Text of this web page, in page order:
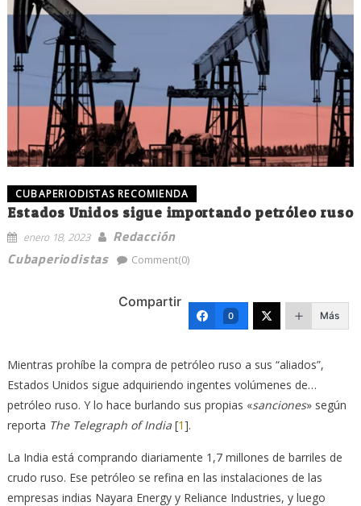
CUBAPERIODISTAS RECOMIENDA
Estados Unidos sigue importando petróleo ruso
enero 18, 2023
Redacción
Cubaperiodistas
Comment(0)
Compartir
0 Más
Mientras prohíbe la compra de petróleo ruso a sus “aliados”,
Estados Unidos sigue adquiriendo ‎ingentes volúmenes de…
petróleo ruso. Y lo hace burlando sus propias «sanciones» según
‎reporta The Telegraph of India[1].‎
La India está comprando diariamente 1,7 millones de barriles de
crudo ruso. Ese petróleo se refina en las ‎instalaciones de las
empresas indias Nayara Energy y Reliance Industries, y luego